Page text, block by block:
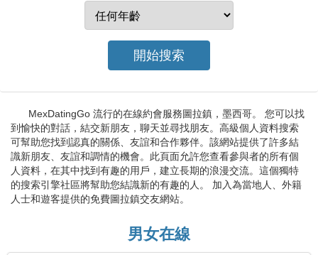
MexDatingGo 流行的在線約會服務圖拉鎮，墨西哥。 您可以找
到愉快的對話，結交新朋友，聊天並尋找朋友。高級個人資料搜索
可幫助您找到認真的關係、友誼和合作夥伴。該網站提供了許多結
識新朋友、友誼和調情的機會。此頁面允許您查看參與者的所有個
人資料，在其中找到有趣的用戶，建立長期的浪漫交流。這個獨特
的搜索引擎社區將幫助您結識新的有趣的人。 加入為當地人、外籍
人士和遊客提供的免費圖拉鎮交友網站。
男女在線